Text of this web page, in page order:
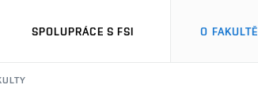
SPOLUPRÁCE S FSI O FAKULTĚ